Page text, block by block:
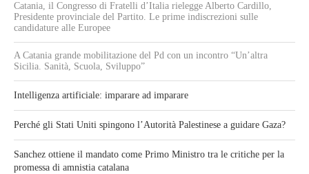
Catania, il Congresso di Fratelli d’Italia rielegge Alberto Cardillo,
Presidente provinciale del Partito. Le prime indiscrezioni sulle
candidature alle Europee
A Catania grande mobilitazione del Pd con un incontro “Un’altra
Sicilia. Sanità, Scuola, Sviluppo”
Intelligenza artificiale: imparare ad imparare
Perché gli Stati Uniti spingono l’Autorità Palestinese a guidare Gaza?
Sanchez ottiene il mandato come Primo Ministro tra le critiche per la
promessa di amnistia catalana